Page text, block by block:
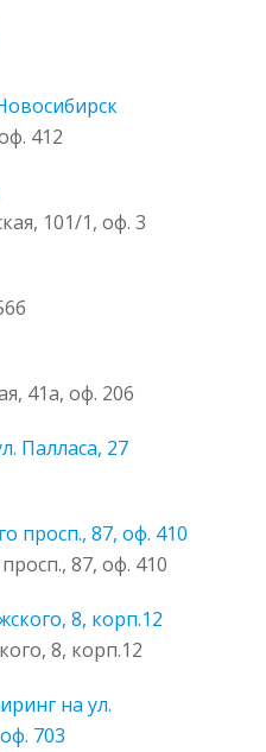
412
101/1, оф. 3
41а, оф. 206
Палласа, 27
просп., 87, оф. 410
87, оф. 410
8, корп.12
8, корп.12
на ул.
703